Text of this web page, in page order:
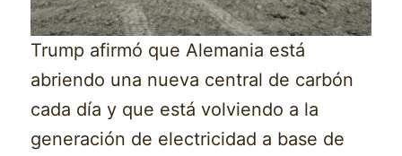
Trump afirmó que Alemania está
abriendo una nueva central de carbón
cada día y que está volviendo a la
generación de electricidad a base de